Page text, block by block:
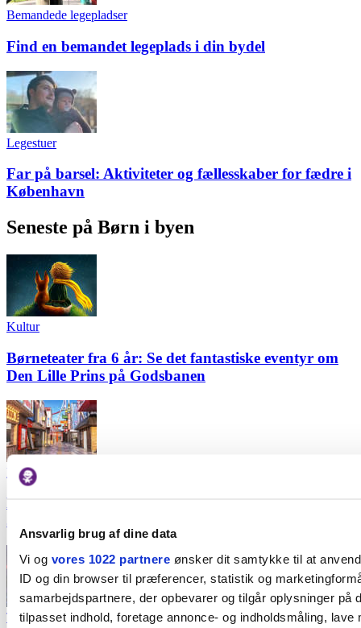
Ansvarlig brug af dine data
Vi og vores 1022 partnereønsker dit samtykke til at
ID og din browser til præferencer, statistik og
samarbejdspartnere, der opbevarer og tilgår oplysninger på
tilpasset indhold, foretage annonce- og indholdsmåling,
Bemandede legepladser
Find en bemandet legeplads i din bydel
Legestuer
Far på barsel: Aktiviteter og fællesskaber for fædre i
København
Seneste på Børn i byen
Kultur
Børneteater fra 6 år: Se det fantastiske eventyr om
Den Lille Prins på Godsbanen
Forlystelser
Nyhed: På denne dato åbner Tivoli 2.000 m2 stort
Teater